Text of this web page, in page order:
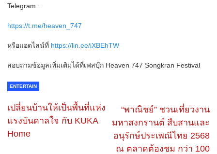
Telegram :
https://t.me/heaven_747
หรือแอดไลน์ที่ https://lin.ee/iXBEhTW
สอบถามข้อมูลเพิ่มเติมได้ที่เฟสบุ๊ก Heaven 747 Songkran Festival
ENTERTAIN
เปลี่ยนบ้านให้เป็นพื้นที่แห่ง
แรงบันดาลใจ กับ KUKA
Home
“พาณิชย์” ชวนเที่ยวงาน
มหาสงกรานต์ สืบสานและ
อนุรักษ์ประเพณีไทย 2568
ณ ตลาดต้องชม กว่า 100